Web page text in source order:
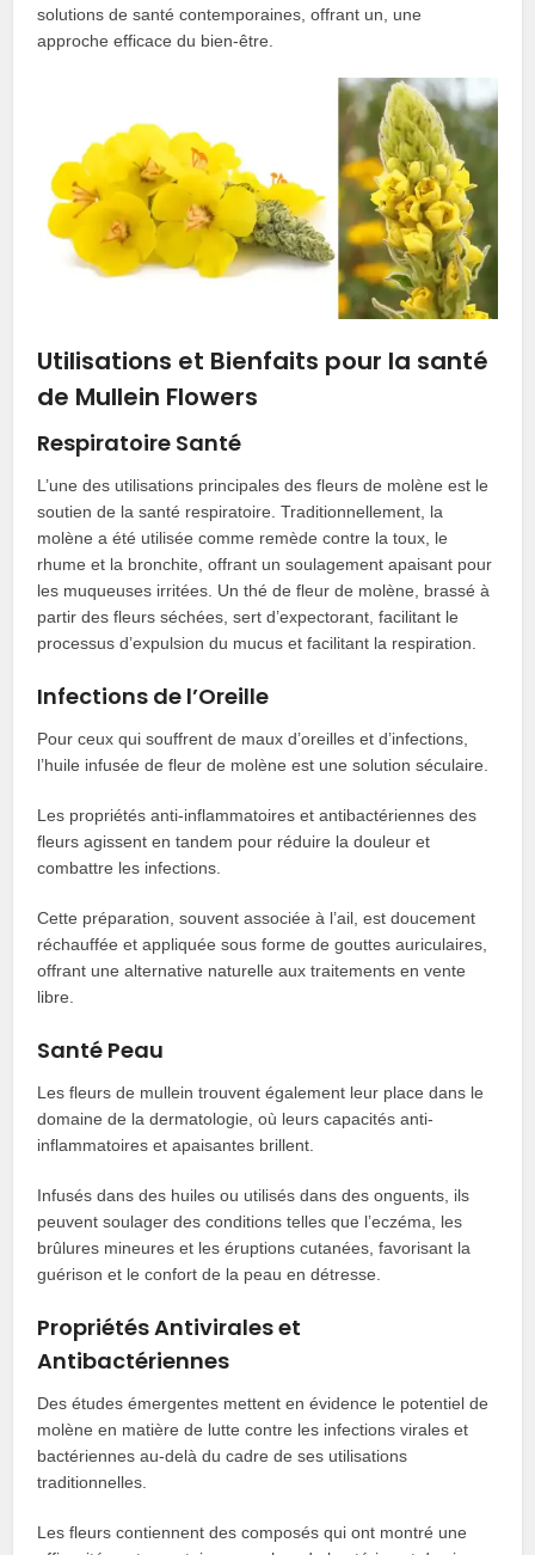
solutions de santé contemporaines, offrant un, une
approche efficace du bien-être.
Utilisations et Bienfaits pour la santé
de Mullein Flowers
Respiratoire Santé
L’une des utilisations principales des fleurs de molène est le
soutien de la santé respiratoire. Traditionnellement, la
molène a été utilisée comme remède contre la toux, le
rhume et la bronchite, offrant un soulagement apaisant pour
les muqueuses irritées. Un thé de fleur de molène, brassé à
partir des fleurs séchées, sert d’expectorant, facilitant le
processus d’expulsion du mucus et facilitant la respiration.
Infections de l’Oreille
Pour ceux qui souffrent de maux d’oreilles et d’infections,
l’huile infusée de fleur de molène est une solution séculaire.
Les propriétés anti-inflammatoires et antibactériennes des
fleurs agissent en tandem pour réduire la douleur et
combattre les infections.
Cette préparation, souvent associée à l’ail, est doucement
réchauffée et appliquée sous forme de gouttes auriculaires,
offrant une alternative naturelle aux traitements en vente
libre.
Santé Peau
Les fleurs de mullein trouvent également leur place dans le
domaine de la dermatologie, où leurs capacités anti-
inflammatoires et apaisantes brillent.
Infusés dans des huiles ou utilisés dans des onguents, ils
peuvent soulager des conditions telles que l’eczéma, les
brûlures mineures et les éruptions cutanées, favorisant la
guérison et le confort de la peau en détresse.
Propriétés Antivirales et
Antibactériennes
Des études émergentes mettent en évidence le potentiel de
molène en matière de lutte contre les infections virales et
bactériennes au-delà du cadre de ses utilisations
traditionnelles.
Les fleurs contiennent des composés qui ont montré une